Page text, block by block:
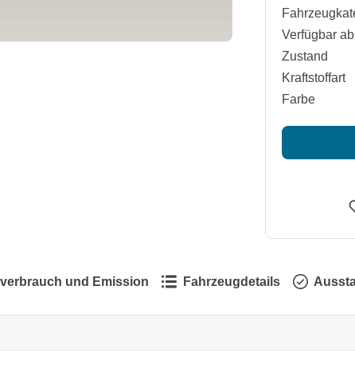
Verfügbar ab
Zustand
Kraftstoffart
Farbe
und Emission Fahrzeugdetails